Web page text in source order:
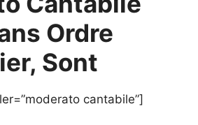
Ordre
Sont
cantabile”]